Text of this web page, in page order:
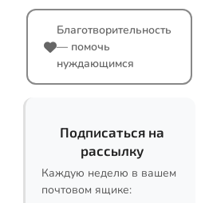
Благотворительность
— помочь
нуждающимся
Подписаться на
рассылку
Каждую неделю в вашем
почтовом ящике: